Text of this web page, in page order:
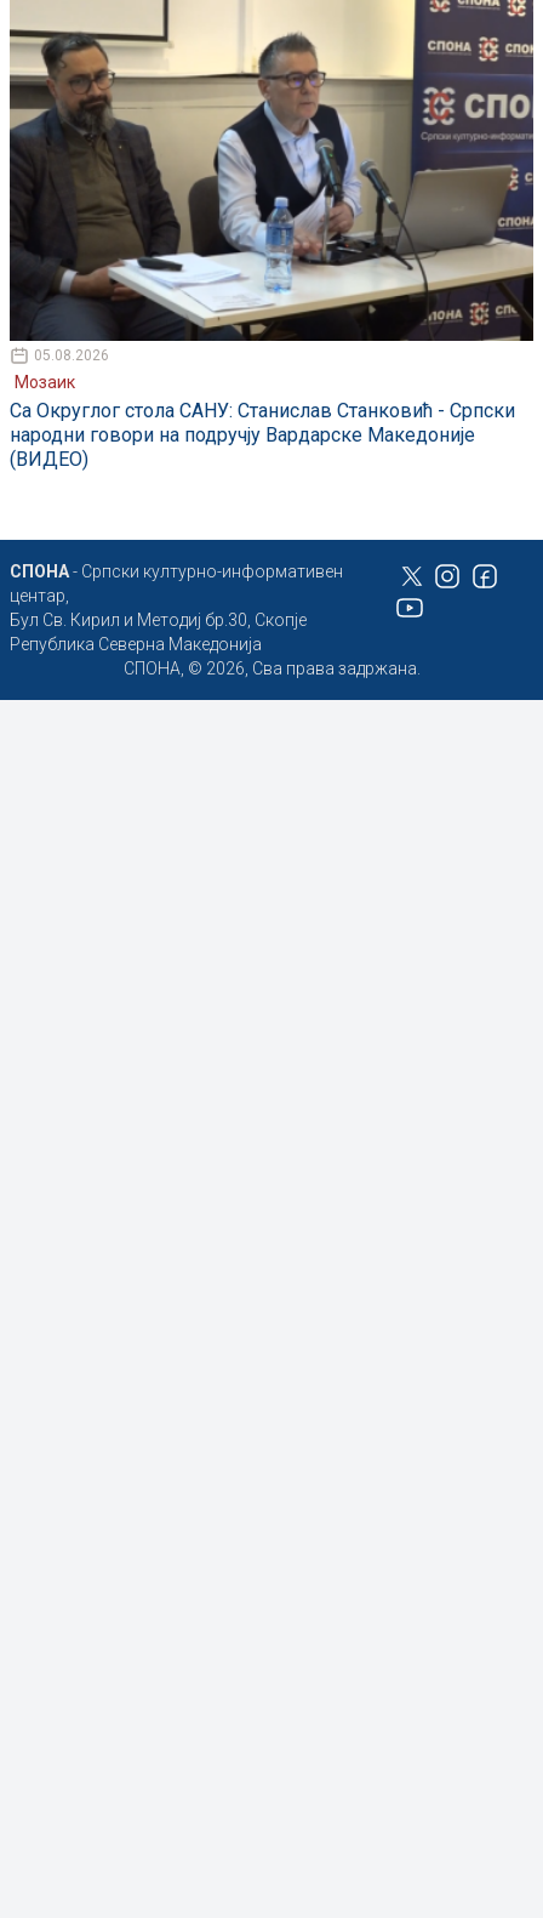
05.08.2026
Мозаик
Са Округлог стола САНУ: Станислав Станковић - Српски
народни говори на подручју Вардарске Македоније
(ВИДЕО)
СПОНА- Српски културно-информативен
центар,
Бул Св. Кирил и Методиј бр.30, Скопје
Република Северна Македонија
СПОНА, © 2026, Сва права задржана.